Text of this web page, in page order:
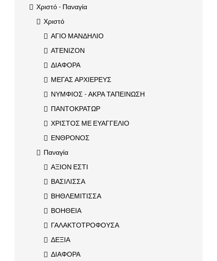
Χριστό - Παναγία
Χριστό
ΑΓΙΟ ΜΑΝΔΗΛΙΟ
ΑΤΕΝΙΖΟΝ
ΔΙΑΦΟΡΑ
ΜΕΓΑΣ ΑΡΧΙΕΡΕΥΣ
ΝΥΜΦΙΟΣ - ΑΚΡΑ ΤΑΠΕΙΝΩΣΗ
ΠΑΝΤΟΚΡΑΤΩΡ
ΧΡΙΣΤΟΣ ΜΕ ΕΥΑΓΓΕΛΙΟ
ΕΝΘΡΟΝΟΣ
Παναγία
ΑΞΙΟΝ ΕΣΤΙ
ΒΑΣΙΛΙΣΣΑ
ΒΗΘΛΕΜΙΤΙΣΣΑ
ΒΟΗΘΕΙΑ
ΓΑΛΑΚΤΟΤΡΟΦΟΥΣΑ
ΔΕΞΙΑ
ΔΙΑΦΟΡΑ